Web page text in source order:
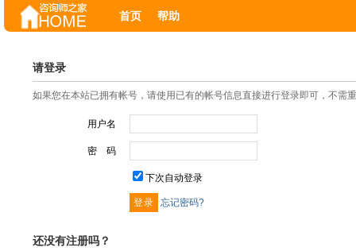
首页 帮助
请登录
如果您在本站已拥有帐号，请使用已有的帐号信息直接进行登录即可，不需
用户名
密 码
下次自动登录
忘记密码?
还没有注册吗？